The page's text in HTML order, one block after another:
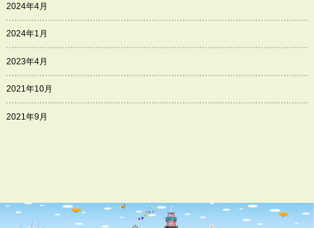
2024年4月
2024年1月
2023年4月
2021年10月
2021年9月